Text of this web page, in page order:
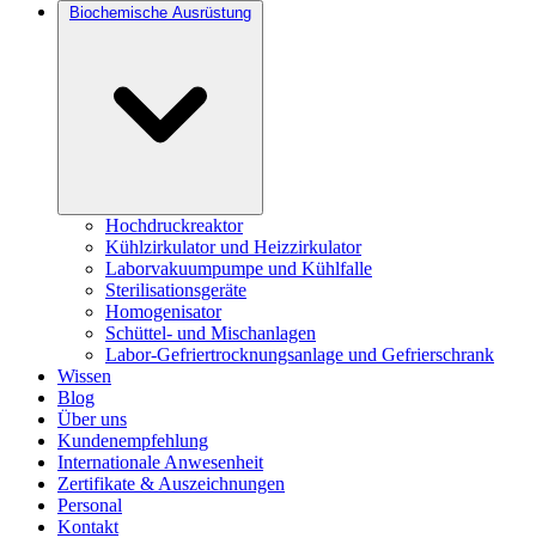
Biochemische Ausrüstung
Hochdruckreaktor
Kühlzirkulator und Heizzirkulator
Laborvakuumpumpe und Kühlfalle
Sterilisationsgeräte
Homogenisator
Schüttel- und Mischanlagen
Labor-Gefriertrocknungsanlage und Gefrierschrank
Wissen
Blog
Über uns
Kundenempfehlung
Internationale Anwesenheit
Zertifikate & Auszeichnungen
Personal
Kontakt